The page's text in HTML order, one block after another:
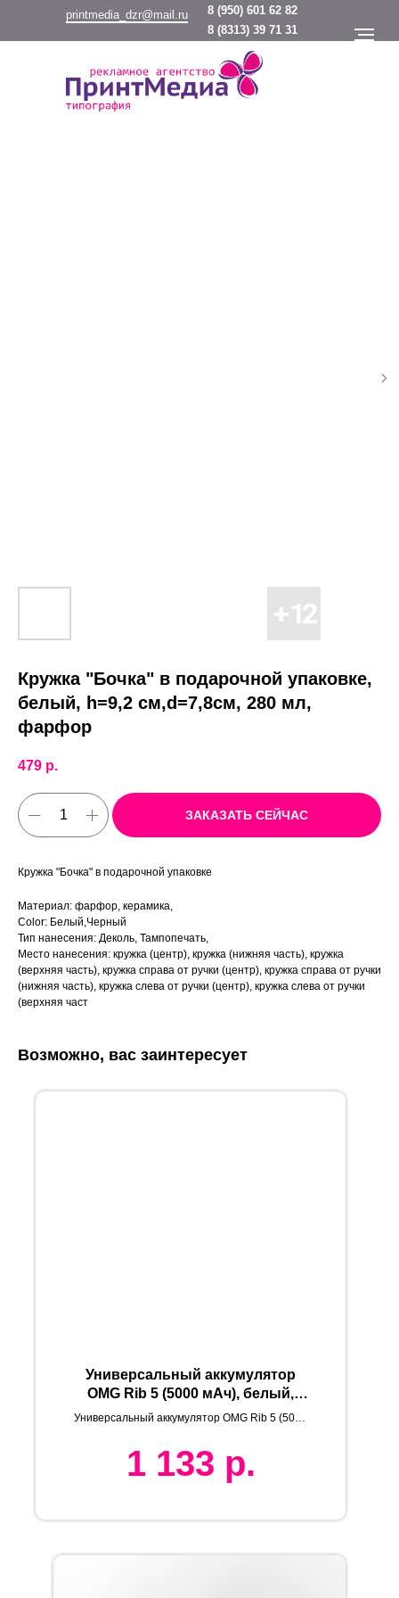
8 (950) 601 62 82
printmedia_dzr@mail.ru
8 (8313) 39 71 31
Кружка "Бочка" в подарочной упаковке,
белый, h=9,2 см,d=7,8см, 280 мл,
фарфор
479 р.
ЗАКАЗАТЬ СЕЙЧАС
Кружка "Бочка" в подарочной упаковке
Материал: фарфор, керамика,
Color: Белый,Черный
Тип нанесения: Деколь, Тампопечать,
Место нанесения: кружка (центр), кружка (нижняя часть), кружка
(верхняя часть), кружка справа от ручки (центр), кружка справа от ручки
(нижняя часть), кружка слева от ручки (центр), кружка слева от ручки
(верхняя част
Возможно, вас заинтересует
Универсальный аккумулятор
OMG Rib 5 (5000 мАч), белый,
9,8х6.3х1,4 см
Универсальный аккумулятор OMG Rib 5 (5000
1 133 р.